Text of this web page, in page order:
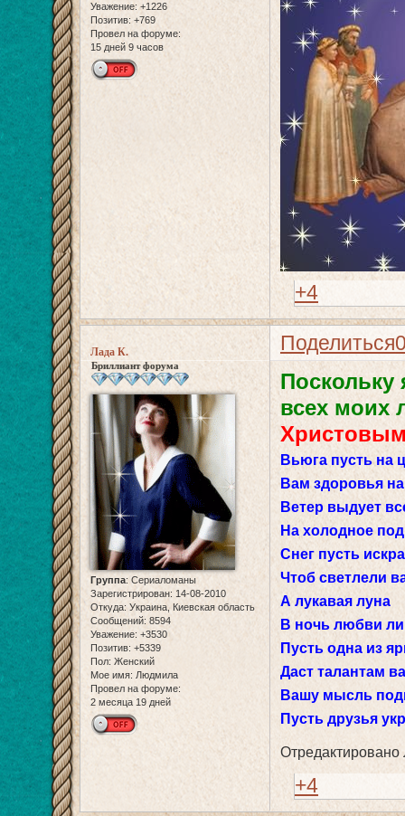
Уважение: +1226
Позитив: +769
Провел на форуме:
15 дней 9 часов
+4
Поделиться
Лада К.
Бриллиант форума
Группа: Сериаломаны
Зарегистрирован: 14-08-2010
Откуда: Украина, Киевская область
Сообщений: 8594
Уважение: +3530
Позитив: +5339
Пол: Женский
Мое имя: Людмила
Провел на форуме:
2 месяца 19 дней
Поскольку
всех моих
Вьюга пусть на
Вам здоровья
Ветер выдует
На холодное
Снег пусть
Чтоб светлели
А лукавая луна
В ночь любви
Пусть одна из
Даст талантам
Вашу мысль
Пусть друзья
+4